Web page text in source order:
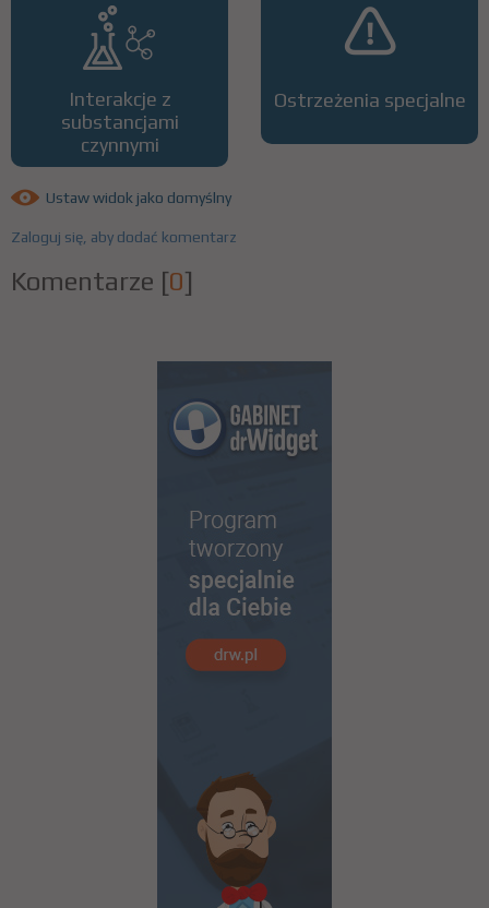
Interakcje z
substancjami
czynnymi
Ostrzeżenia specjalne
Ustaw widok jako domyślny
Zaloguj się, aby dodać komentarz
Komentarze [0]